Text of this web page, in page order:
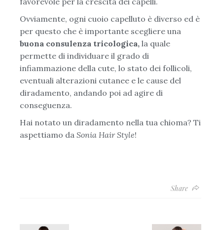
Ovviamente, ogni cuoio capelluto è diverso ed è
per questo che è importante scegliere una
buona consulenza tricologica, la quale
permette di individuare il grado di
infiammazione della cute, lo stato dei follicoli,
eventuali alterazioni cutanee e le cause del
diradamento, andando poi ad agire di
conseguenza.
Hai notato un diradamento nella tua chioma? Ti
aspettiamo daSonia Hair Style!
Share